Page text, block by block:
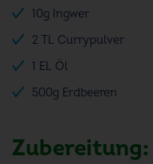
10g Ingwer
2 TL Currypulver
1 EL Öl
500g Erdbeeren
Zubereitung: